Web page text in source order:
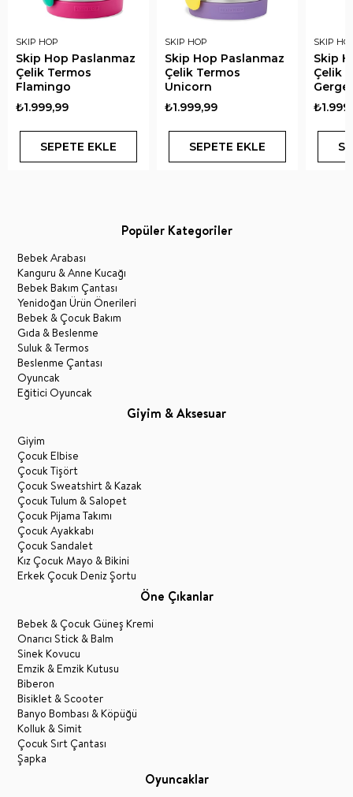
SKIP HOP
Skip Hop Paslanmaz
Çelik Termos
Flamingo
₺1.999,99
SEPETE EKLE
SKIP HOP
Skip Hop Paslanmaz
Çelik Termos
Unicorn
₺1.999,99
SEPETE EKLE
SKIP
Skip
Çelik
Popüler Kategoriler
Bebek Arabası
Kanguru & Anne Kucağı
Bebek Bakım Çantası
Yenidoğan Ürün Önerileri
Bebek & Çocuk Bakım
Gıda & Beslenme
Suluk & Termos
Beslenme Çantası
Oyuncak
Eğitici Oyuncak
Giyim & Aksesuar
Giyim
Çocuk Elbise
Çocuk Tişört
Çocuk Sweatshirt & Kazak
Çocuk Tulum & Salopet
Çocuk Pijama Takımı
Çocuk Ayakkabı
Çocuk Sandalet
Kız Çocuk Mayo & Bikini
Erkek Çocuk Deniz Şortu
Öne Çıkanlar
Bebek & Çocuk Güneş Kremi
Onarıcı Stick & Balm
Sinek Kovucu
Emzik & Emzik Kutusu
Biberon
Bisiklet & Scooter
Banyo Bombası & Köpüğü
Kolluk & Simit
Çocuk Sırt Çantası
Şapka
Oyuncaklar